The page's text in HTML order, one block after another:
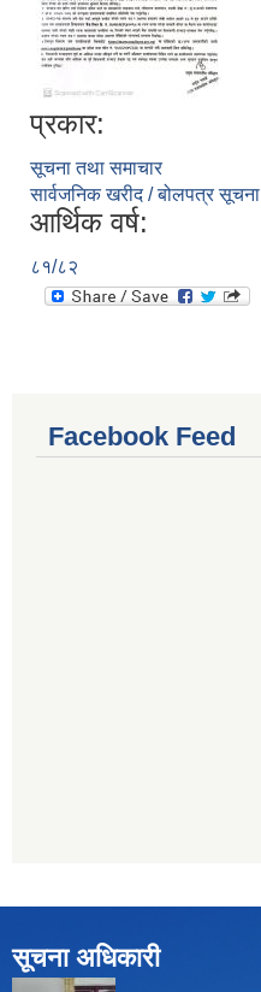
प्रकार:
सूचना तथा समाचार
सार्वजनिक खरीद / बोलपत्र सूचना
आर्थिक वर्ष:
८१/८२
Facebook Feed
सूचना अधिकारी